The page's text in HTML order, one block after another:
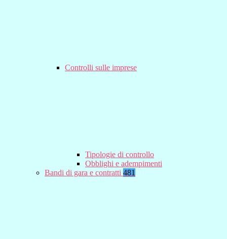
Controlli sulle imprese
Tipologie di controllo
Obblighi e adempimenti
Bandi di gara e contratti 481